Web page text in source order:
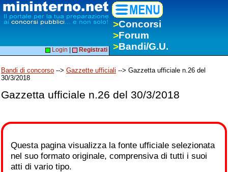
>Concorsi
>Forum
>Bandi/G.U.
Login Registrati
Bandi di concorso --> Gazzette ufficiali --> Gazzetta ufficiale n.26 del
30/3/2018
Gazzetta ufficiale n.26 del 30/3/2018
Questa pagina visualizza la fonte ufficiale selezionata
nel suo formato originale, comprensiva di tutti i suoi
atti di vario tipo.